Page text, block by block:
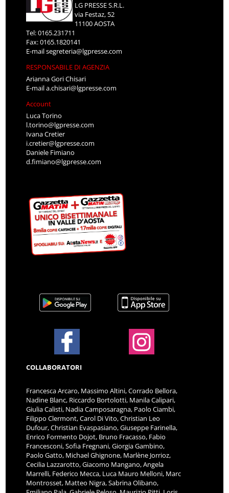
LG PRESSE S.R.L.
via Festaz, 52
11100 AOSTA
Tel: 0165.231711
Fax: 0165.1820141
E-mailsegreteria@lgpresse.com
RESPONSABILE DI AGENZIA
Arianna Gori Chisari
E-maila.chisari@lgpresse.com
Account
Luca Torino
l.torino@lgpresse.com
Ivana Cretier
i.cretier@lgpresse.com
Daniele Fimiano
d.fimiano@lgpresse.com
COLLABORATORI
Francesca Arcaro, Massimo Altini, Corrado Bellora,
Nadine Blanc, Riccardo Bortolotti, Manila Calipari,
Giulia Calisti, Nadia Camposaragna, Paolo Ciambi,
Filippo Clermont, Carol Di Vito, Christian Leo
Dufour, Christian Evaspasiano, Giuseppe Farinella,
Enrico Formento Dojot, Bruno Fracasso, Fabio
Francesconi, Sofia Fregnani, Giorgia Gambino,
Paolo Gatto, Michael Ghignone, Marlène Jorrioz,
Cecilia Lazzarotto, Giacomo Mangano, Angela
Marrelli, Federico Mecca, Luca Mauro Melloni, Marc
Montrosset, Matteo Nigra, Sabrina Olibano,